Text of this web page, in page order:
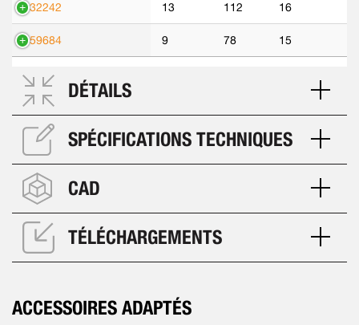
532242 13 112 16
559684 9 78 15
DÉTAILS
SPÉCIFICATIONS TECHNIQUES
CAD
TÉLÉCHARGEMENTS
ACCESSOIRES ADAPTÉS